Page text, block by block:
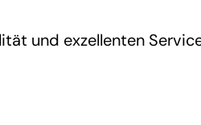
und exzellenten